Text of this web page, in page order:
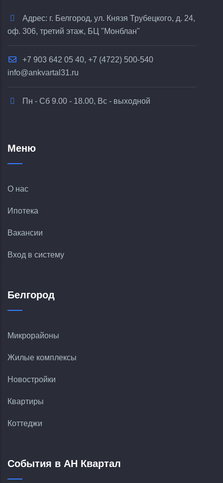
Адрес: г. Белгород, ул. Князя Трубецкого, д. 24,
оф. 306, третий этаж, БЦ "Монблан"
+7 903 642 05 40, +7 (4722) 500-540
info@ankvartal31.ru
Пн - Сб 9.00 - 18.00, Вс - выходной
Меню
О нас
Ипотека
Вакансии
Вход в систему
Белгород
Микрорайоны
Жилые комплексы
Новостройки
Квартиры
Коттеджи
События в АН Квартал